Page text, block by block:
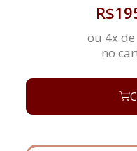
R$
ou 4x de
no